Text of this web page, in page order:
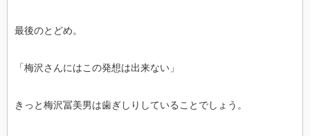
最後のとどめ。
「梅沢さんにはこの発想は出来ない」
きっと梅沢冨美男は歯ぎしりしていることでしょう。